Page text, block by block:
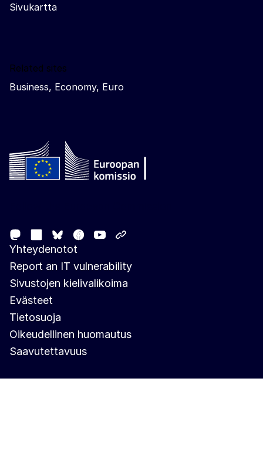
Sivukartta
Related sites
Business, Economy, Euro
MastodonLinkedIn
Bluesky
Facebook
Youtube
Yhteydenotot
Report an IT vulnerability
Sivustojen kielivalikoima
Evästeet
Tietosuoja
Oikeudellinen huomautus
Saavutettavuus